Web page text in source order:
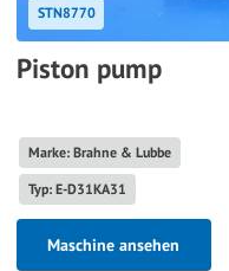
STN8770
Piston pump
Marke: Brahne & Lubbe
Typ: E-D31KA31
Maschine ansehen